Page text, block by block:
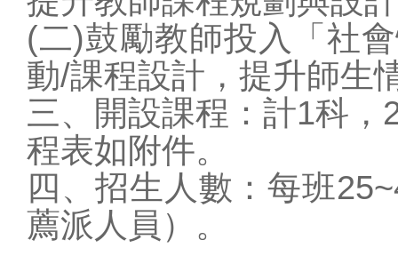
(二)鼓勵教師投入「社
動/課程設計，提升師生
三、開設課程：計1科
程表如附件。
四、招生人數：每班
薦派人員）。